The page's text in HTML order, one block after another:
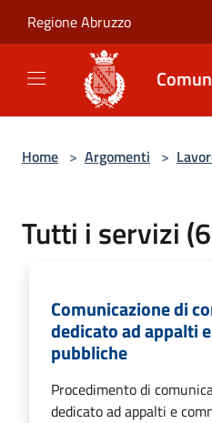
Regione Abruzzo
Home > Argomenti >
Tutti i servizi
Comunicazione di
dedicato ad appalti
pubbliche
Procedimento di
dedicato ad appalti e